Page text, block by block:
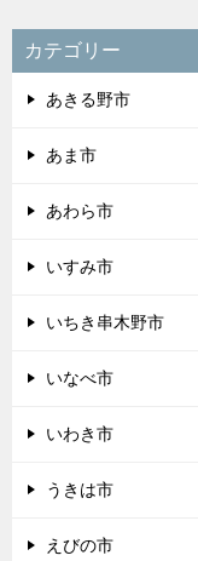
カテゴリー
あきる野市
あま市
あわら市
いすみ市
いちき串木野市
いなべ市
いわき市
うきは市
えびの市